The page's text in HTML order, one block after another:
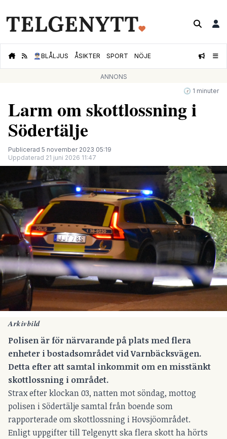
👮🏻‍♂️BLÅLJUS ÅSIKTER SPORT NÖJE
ANNONS
🕝 1 minuter
Larm om skottlossning i
Södertälje
Publicerad 5 november 2023 05:19
Uppdaterad 21 juni 2026 11:47
Arkivbild
Polisen är för närvarande på plats med flera
enheter i bostadsområdet vid Varnbäcksvägen.
Detta efter att samtal inkommit om en misstänkt
skottlossning i området.
Strax efter klockan 03, natten mot söndag, mottog
polisen i Södertälje samtal från boende som
rapporterade om skottlossning i Hovsjöområdet.
Enligt uppgifter till Telgenytt ska flera skott ha hörts